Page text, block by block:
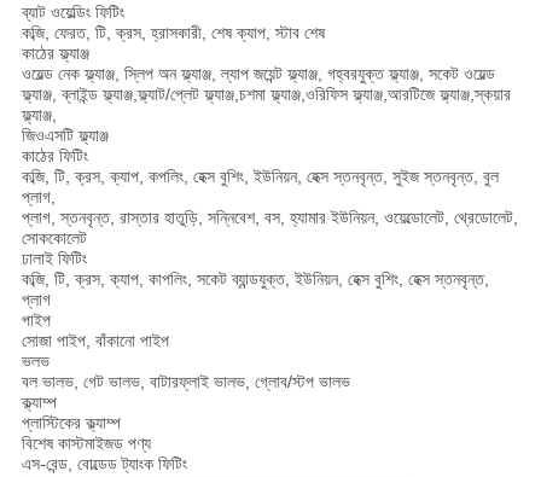
ব্যাট ওয়েল্ডিং ফিটিং
কব্জি, ফেরত, টি, ক্রস, হ্রাসকারী, শেষ ক্যাপ, স্টাব শেষ
কাঠের ফ্ল্যাঞ্জ
ওয়েল্ড নেক ফ্ল্যাঞ্জ, স্লিপ অন ফ্ল্যাঞ্জ, ল্যাপ জয়েন্ট ফ্ল্যাঞ্জ, গহ্বরযুক্ত ফ্ল্যাঞ্জ, সকেট ওয়েল্ড
ফ্ল্যাঞ্জ, ব্লাইন্ড ফ্ল্যাঞ্জ,ফ্ল্যাট/প্লেট ফ্ল্যাঞ্জ,চশমা ফ্ল্যাঞ্জ,ওরিফিস ফ্ল্যাঞ্জ,আরটিজে ফ্ল্যাঞ্জ,স্কয়ার
ফ্ল্যাঞ্জ,
জিওএসটি ফ্ল্যাঞ্জ
কাঠের ফিটিং
কব্জি, টি, ক্রস, ক্যাপ, কপলিং, হেক্স বুশিং, ইউনিয়ন, হেক্স স্তনবৃন্ত, সুইজ স্তনবৃন্ত, বুল
প্লাগ,
প্লাগ, স্তনবৃন্ত, রাস্তার হাতুড়ি, সন্নিবেশ, বস, হ্যামার ইউনিয়ন, ওয়েল্ডোলেট, থ্রেডোলেট,
সোককোলেট
ঢালাই ফিটিং
কব্জি, টি, ক্রস, ক্যাপ, কাপলিং, সকেট ব্যান্ডযুক্ত, ইউনিয়ন, হেক্স বুশিং, হেক্স স্তনবৃন্ত,
প্লাগ
পাইপ
সোজা পাইপ, বাঁকানো পাইপ
ভলভ
বল ভালভ, গেট ভালভ, বাটারফ্লাই ভালভ, গ্লোব/স্টপ ভালভ
ক্ল্যাম্প
প্লাস্টিকের ক্ল্যাম্প
বিশেষ কাস্টমাইজড পণ্য
এস-বেন্ড, বোল্ডেড ট্যাংক ফিটিং